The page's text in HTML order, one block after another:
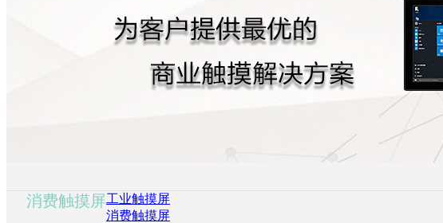
消费触摸屏工业触摸屏
消费触摸屏